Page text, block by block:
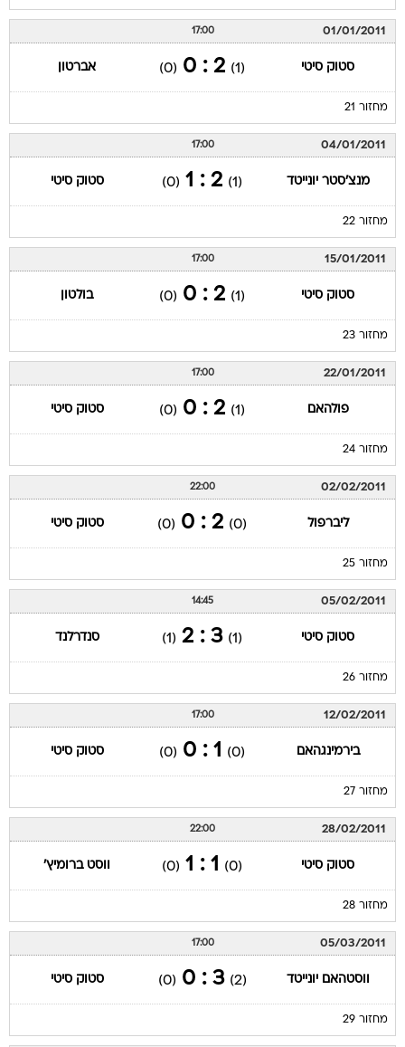
01/01/2011
17:00
סטוק סיטי (1)
2 : 0
(0) אברטון
מחזור 21
04/01/2011
17:00
מנצ'סטר יונייטד (1)
2 : 1
(0) סטוק סיטי
מחזור 22
15/01/2011
17:00
סטוק סיטי (1)
2 : 0
(0) בולטון
מחזור 23
22/01/2011
17:00
פולהאם (1)
2 : 0
(0) סטוק סיטי
מחזור 24
02/02/2011
22:00
ליברפול (0)
2 : 0
(0) סטוק סיטי
מחזור 25
05/02/2011
14:45
סטוק סיטי (1)
3 : 2
(1) סנדרלנד
מחזור 26
12/02/2011
17:00
בירמינגהאם (0)
1 : 0
(0) סטוק סיטי
מחזור 27
28/02/2011
22:00
סטוק סיטי (0)
1 : 1
(0) ווסט ברומיץ'
מחזור 28
05/03/2011
17:00
ווסטהאם יונייטד (2)
3 : 0
(0) סטוק סיטי
מחזור 29